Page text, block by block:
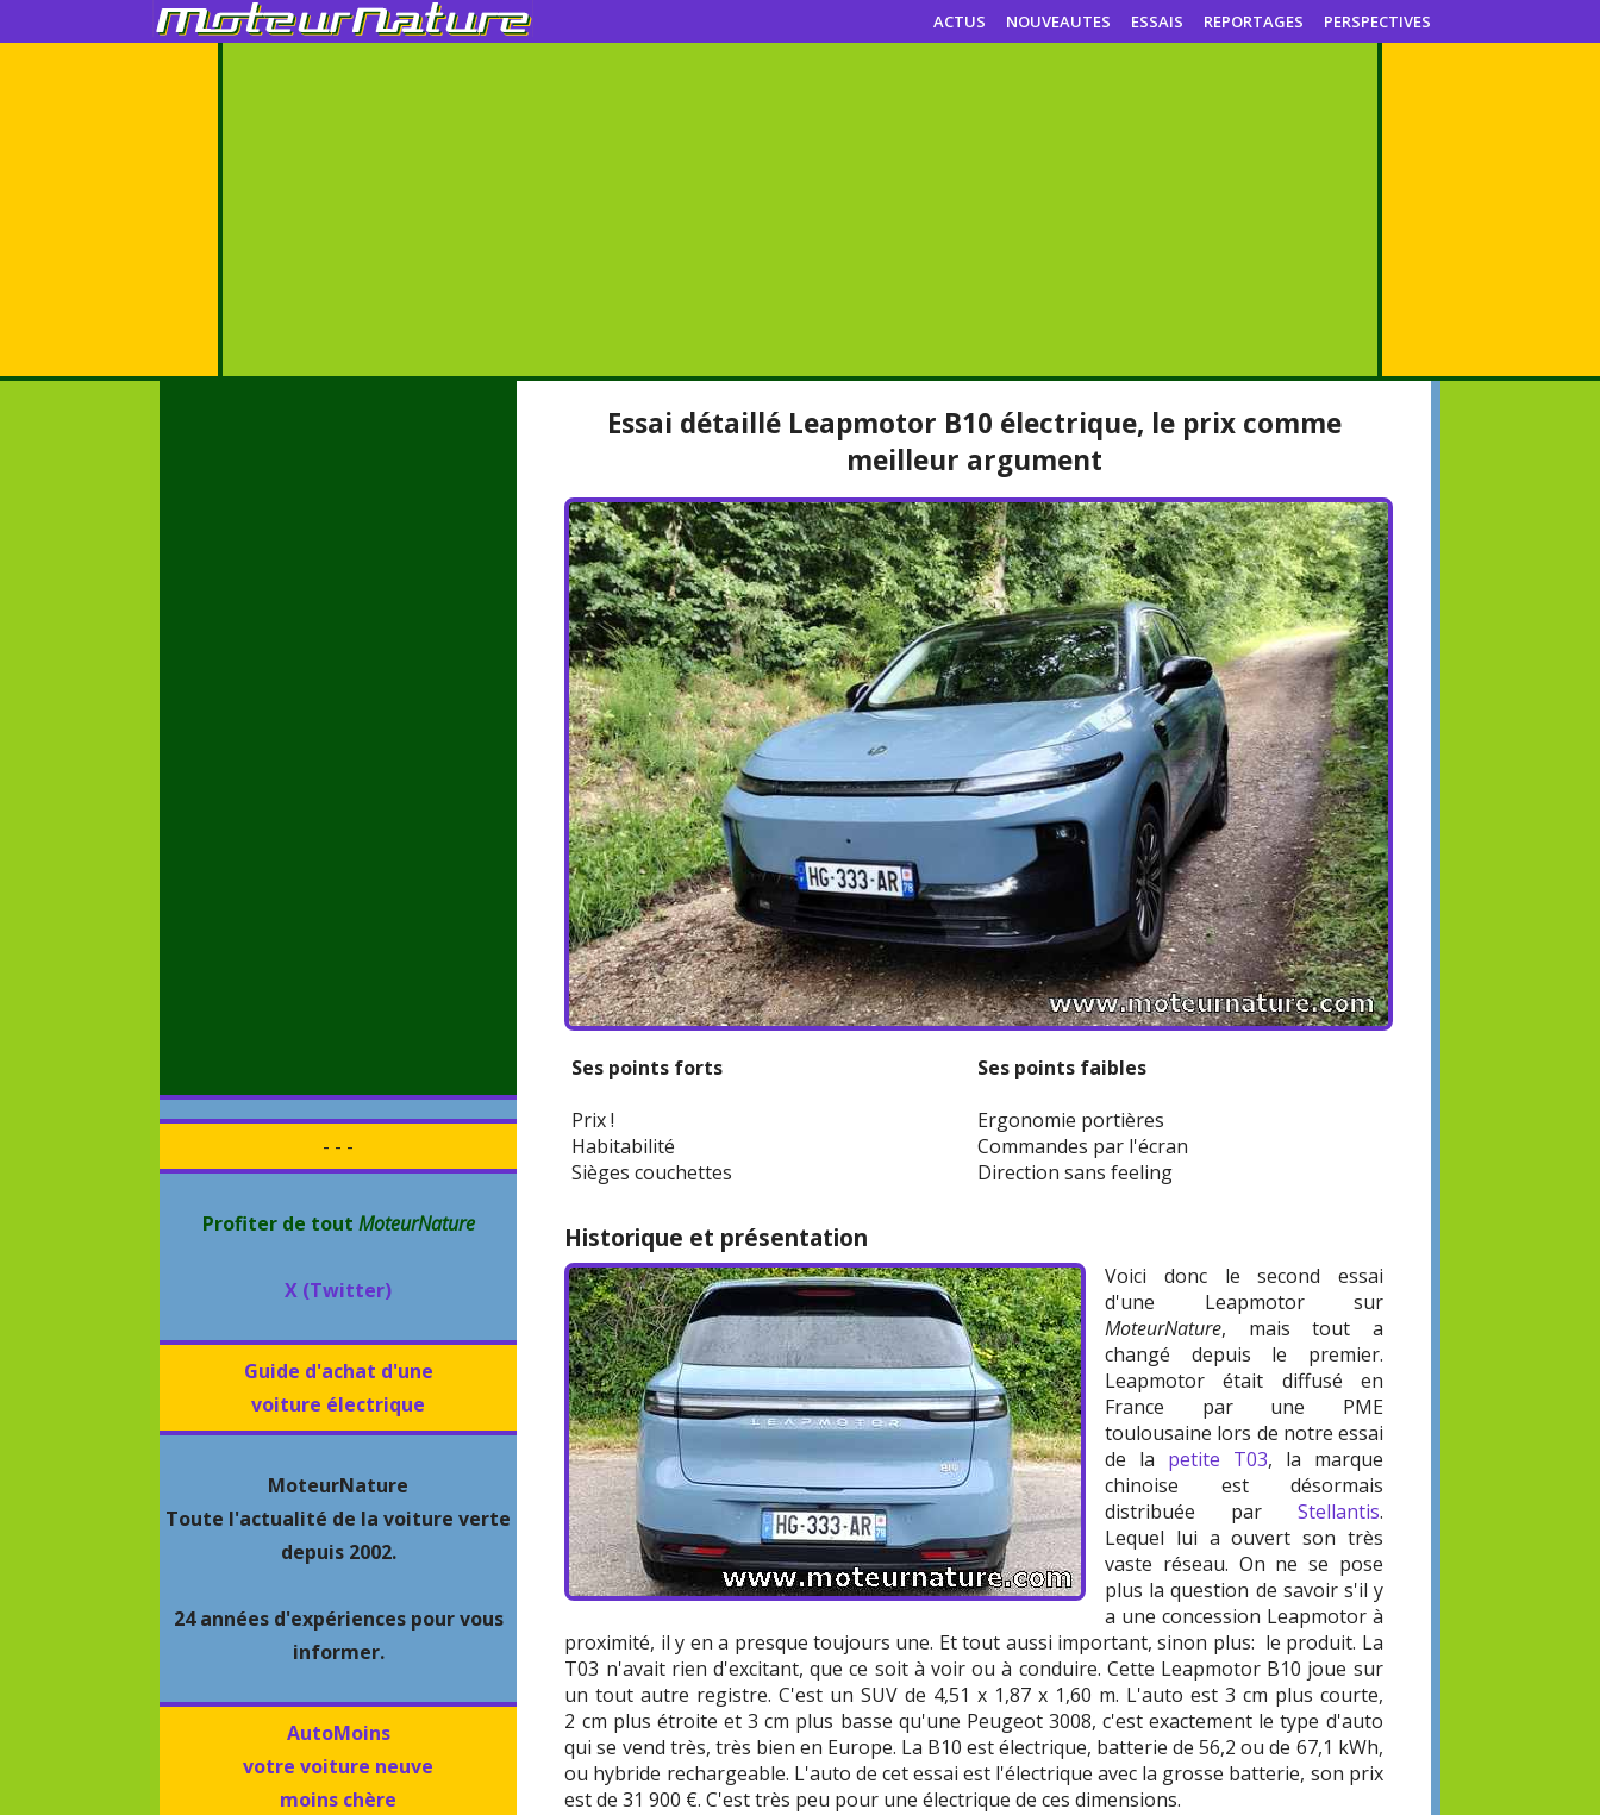
ACTUS NOUVEAUTES ESSAIS REPORTAGES PERSPECTIVES
- - -
Profiter de tout MoteurNature
X (Twitter)
Guide d'achat d'une
voiture électrique
MoteurNature
Toute l'actualité de la voiture verte
depuis 2002.
24 années d'expériences pour vous
informer.
AutoMoins
votre voiture neuve
moins chère
Essai détaillé Leapmotor B10 électrique, le prix comme
meilleur argument
Ses points forts
Prix !
Habitabilité
Sièges couchettes
Ses points faibles
Ergonomie portières
Commandes par l'écran
Direction sans feeling
Historique et présentation
Voici donc le second essai
d'une Leapmotor sur
MoteurNature, mais tout a
changé depuis le premier.
Leapmotor était diffusé en
France par une PME
toulousaine lors de notre essai
de la petite T03, la marque
chinoise est désormais
distribuée par Stellantis.
Lequel lui a ouvert son très
vaste réseau. On ne se pose
plus la question de savoir s'il y
a une concession Leapmotor à
proximité, il y en a presque toujours une. Et tout aussi important, sinon plus: le produit. La
T03 n'avait rien d'excitant, que ce soit à voir ou à conduire. Cette Leapmotor B10 joue sur
un tout autre registre. C'est un SUV de 4,51 x 1,87 x 1,60 m. L'auto est 3 cm plus courte,
2 cm plus étroite et 3 cm plus basse qu'une Peugeot 3008, c'est exactement le type d'auto
qui se vend très, très bien en Europe. La B10 est électrique, batterie de 56,2 ou de 67,1 kWh,
ou hybride rechargeable. L'auto de cet essai est l'électrique avec la grosse batterie, son prix
est de 31 900 €. C'est très peu pour une électrique de ces dimensions.